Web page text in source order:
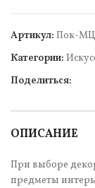
Артикул: Пок-
Категории:
Поделиться:
ОПИСАНИЕ
При выборе
предметы